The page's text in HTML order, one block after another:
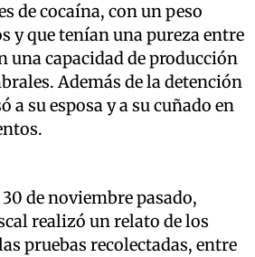
de cocaína, con un peso
y que tenían una pureza entre
una capacidad de producción
Además de la detención
a su esposa y a su cuñado en
de noviembre pasado,
realizó un relato de los
pruebas recolectadas, entre